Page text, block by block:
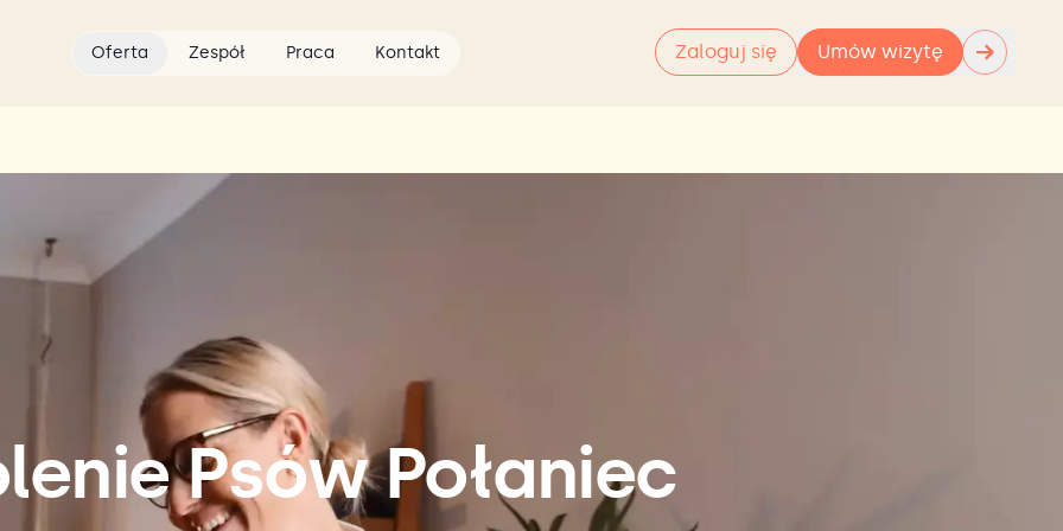
Oferta Zespół Praca Kontakt Zaloguj się Umów wizytę →
Psów Połaniec